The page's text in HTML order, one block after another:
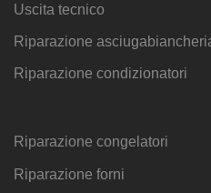
Uscita tecnico
Riparazione
Riparazione condizionatori
Riparazione congelatori
Riparazione forni